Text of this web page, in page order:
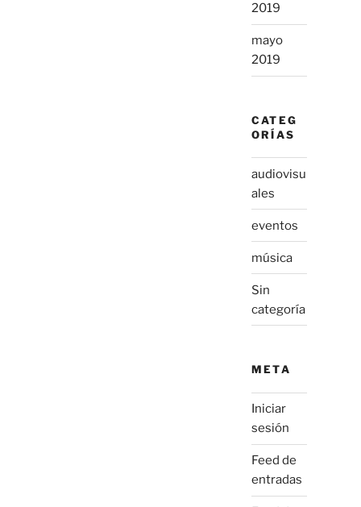
2019
mayo
2019
CATEG
ORÍAS
audiovisu
ales
eventos
música
Sin
categoría
META
Iniciar
sesión
Feed de
entradas